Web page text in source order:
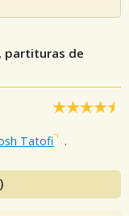
partituras de
Tatofi .